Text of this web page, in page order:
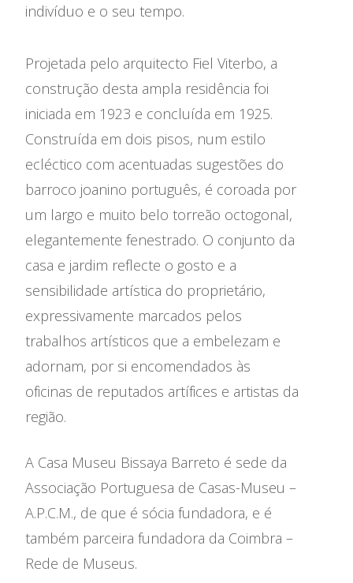
indivíduo e o seu tempo.
Projetada pelo arquitecto Fiel Viterbo, a
construção desta ampla residência foi
iniciada em 1923 e concluída em 1925.
Construída em dois pisos, num estilo
ecléctico com acentuadas sugestões do
barroco joanino português, é coroada por
um largo e muito belo torreão octogonal,
elegantemente fenestrado. O conjunto da
casa e jardim reflecte o gosto e a
sensibilidade artística do proprietário,
expressivamente marcados pelos
trabalhos artísticos que a embelezam e
adornam, por si encomendados às
oficinas de reputados artífices e artistas da
região.
A Casa Museu Bissaya Barreto é sede da
Associação Portuguesa de Casas-Museu –
A.P.C.M., de que é sócia fundadora, e é
também parceira fundadora da Coimbra –
Rede de Museus.